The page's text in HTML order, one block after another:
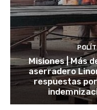
Misiones | Más
aserradero
respuestas